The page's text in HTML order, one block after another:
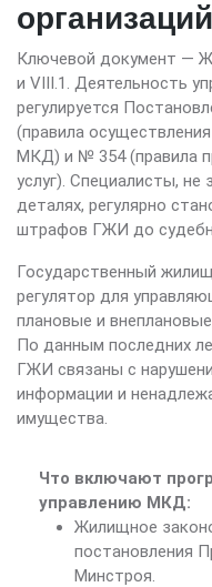
организаций
Ключевой документ —
и VIII.1. Деятельность
регулируется
(правила
МКД) и № 354 (правила
услуг). Специалисты,
деталях, регулярно
штрафов ГЖИ до
Государственный
регулятор для
плановые и
По данным последних
ГЖИ связаны с
информации и
имущества.
Что включают
управлению МКД:
Жилищное
постановления
Минстроя.